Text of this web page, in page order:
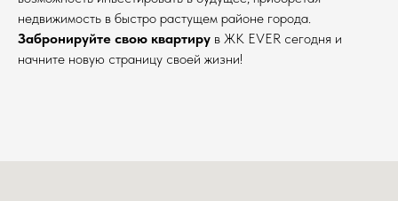
недвижимость в быстро растущем районе города.
Забронируйте свою квартиру в ЖК EVER сегодня и
начните новую страницу своей жизни!